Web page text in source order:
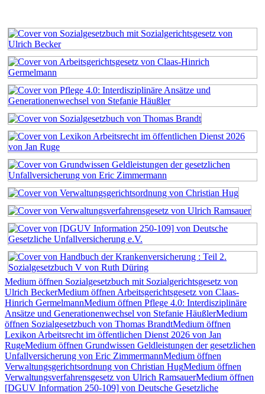
Medium öffnen Sozialgesetzbuch mit Sozialgerichtsgesetz von
Ulrich BeckerMedium öffnen Arbeitsgerichtsgesetz von Claas-
Hinrich GermelmannMedium öffnen Pflege 4.0: Interdisziplinäre
Ansätze und Generationenwechsel von Stefanie HäußlerMedium
öffnen Sozialgesetzbuch von Thomas BrandtMedium öffnen
Lexikon Arbeitsrecht im öffentlichen Dienst 2026 von Jan
RugeMedium öffnen Grundwissen Geldleistungen der gesetzlichen
Unfallversicherung von Eric ZimmermannMedium öffnen
Verwaltungsgerichtsordnung von Christian HugMedium öffnen
Verwaltungsverfahrensgesetz von Ulrich RamsauerMedium öffnen
[DGUV Information 250-109] von Deutsche Gesetzliche